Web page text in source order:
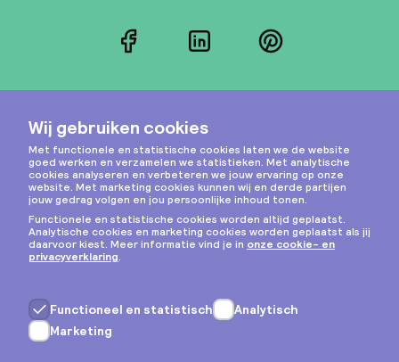
FacebookLinkedInPinterest
Instagram
Privacy & cookies
Algemene voorwaarden